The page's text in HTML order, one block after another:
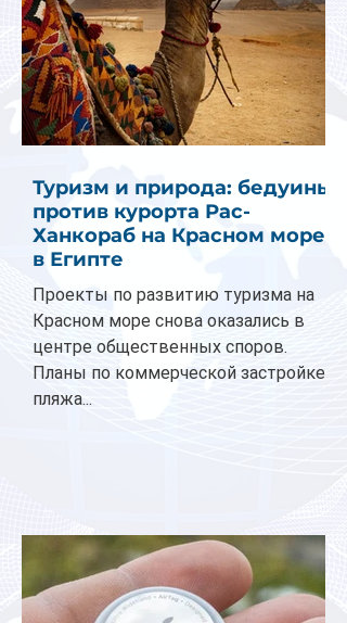
Туризм и природа: бедуины
против курорта Рас-
Ханкораб на Красном море
в Египте
Проекты по развитию туризма на
Красном море снова оказались в
центре общественных споров.
Планы по коммерческой застройке
пляжа...